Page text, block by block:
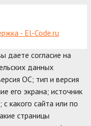
- El-Code.ru
даете согласие на
данных
ОС; тип и версия
его экрана; источник
какого сайта или по
страницы